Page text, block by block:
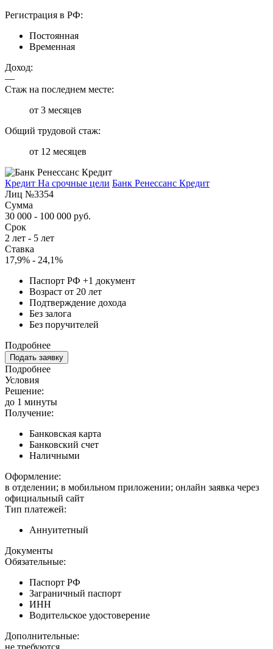
Регистрация в РФ:
Постоянная
Временная
Доход:
—
Стаж на последнем месте:
от 3 месяцев
Общий трудовой стаж:
от 12 месяцев
Кредит На срочные цели Банк Ренессанс Кредит
Лиц №3354
Сумма
30 000 - 100 000 руб.
Срок
2 лет - 5 лет
Ставка
17,9% - 24,1%
Паспорт РФ +1 документ
Возраст от 20 лет
Подтверждение дохода
Без залога
Без поручителей
Подробнее
Подать заявку
Подробнее
Условия
Решение:
до 1 минуты
Получение:
Банковская карта
Банковский счет
Наличными
Оформление:
в отделении; в мобильном приложении; онлайн заявка через
официальный сайт
Тип платежей:
Аннуитетный
Документы
Обязательные:
Паспорт РФ
Заграничный паспорт
ИНН
Водительское удостоверение
Дополнительные:
не требуются